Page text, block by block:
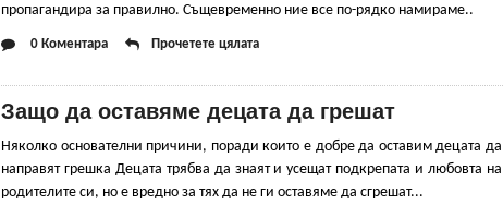
пропагандира за правилно. Същевременно ние все по-рядко намираме..
0 Коментара Прочетете цялата
Защо да оставяме децата да грешат
Няколко основателни причини, поради които е добре да оставим децата да
направят грешка Децата трябва да знаят и усещат подкрепата и любовта на
родителите си, но е вредно за тях да не ги оставяме да сгрешат...